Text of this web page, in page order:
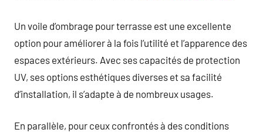
Un voile d’ombrage pour terrasse est une excellente
option pour améliorer à la fois l’utilité et l’apparence des
espaces extérieurs. Avec ses capacités de protection
UV, ses options esthétiques diverses et sa facilité
d’installation, il s’adapte à de nombreux usages.
En parallèle, pour ceux confrontés à des conditions